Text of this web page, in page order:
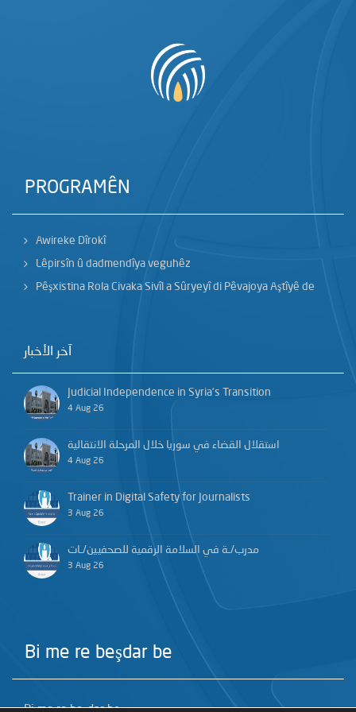
PROGRAMÊN
Awireke Dîrokî
Lêpirsîn û dadmendîya veguhêz
Pêşxistina Rola Civaka Sivîl a Sûryeyî di Pêvajoya Aştîyê de
آخر الأخبار
Judicial Independence in Syria’s Transition
4 Aug 26
استقلال القضاء في سوريا خلال المرحلة الانتقالية
4 Aug 26
Trainer in Digital Safety for Journalists
3 Aug 26
مدرب/ـة في السلامة الرقمية للصحفيين/ـات
3 Aug 26
Bi me re beşdar be